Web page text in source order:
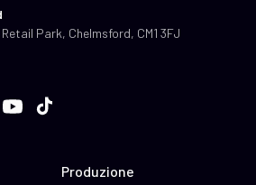
Park, Chelmsford, CM1 3FJ
Produzione